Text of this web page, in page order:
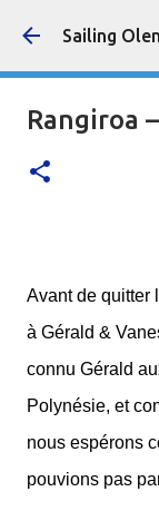
Sailing
Rangiroa
Avant de quitter
à Gérald &
connu Gérald
Polynésie, et
nous espérons
pouvions pas